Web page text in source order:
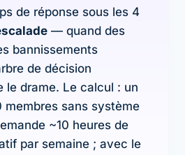
de réponse sous les 4
— quand des
bannissements
de décision
le drame. Le calcul : un
membres sans système
~10 heures de
par semaine ; avec le